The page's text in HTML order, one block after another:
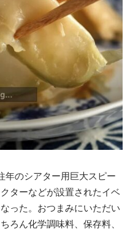
年のシアター用巨大スピー
ターなどが設置されたイベ
った。おつまみにいただい
ろん化学調味料、保存料、